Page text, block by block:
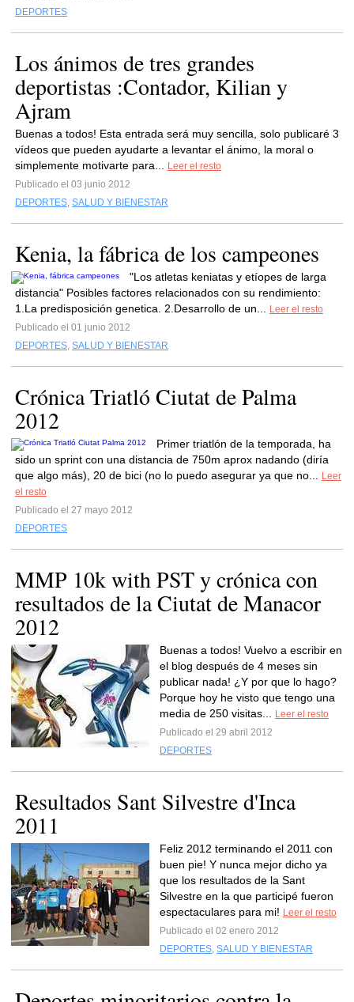
DEPORTES
Los ánimos de tres grandes
deportistas :Contador, Kilian y
Ajram
Buenas a todos! Esta entrada será muy sencilla, solo publicaré 3
vídeos que pueden ayudarte a levantar el ánimo, la moral o
simplemente motivarte para...
Leer el resto
Publicado el 03 junio 2012
DEPORTES, SALUD Y BIENESTAR
Kenia, la fábrica de los campeones
"Los atletas keniatas y etíopes de larga
distancia" Posibles factores relacionados con su rendimiento:
1.La predisposición genetica. 2.Desarrollo de un...
Leer el resto
Publicado el 01 junio 2012
DEPORTES, SALUD Y BIENESTAR
Crónica Triatló Ciutat de Palma
2012
Primer triatlón de la temporada, ha
sido un sprint con una distancia de 750m aprox nadando (diría
que algo más), 20 de bici (no lo puedo asegurar ya que no...
Leer
el resto
Publicado el 27 mayo 2012
DEPORTES
MMP 10k with PST y crónica con
resultados de la Ciutat de Manacor
2012
Buenas a todos! Vuelvo a escribir en
el blog después de 4 meses sin
publicar nada! ¿Y por que lo hago?
Porque hoy he visto que tengo una
media de 250 visitas...
Leer el resto
Publicado el 29 abril 2012
DEPORTES
Resultados Sant Silvestre d'Inca
2011
Feliz 2012 terminando el 2011 con
buen pie! Y nunca mejor dicho ya
que los resultados de la Sant
Silvestre en la que participé fueron
espectaculares para mi! Leer el resto
Publicado el 02 enero 2012
DEPORTES, SALUD Y BIENESTAR